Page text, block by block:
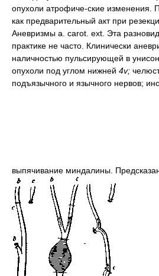
опухоли атрофиче-ские изменения.
как предварительный акт при
Аневризмы a. carot. ext. Эта
практике не часто. Клинически
наличностью пульсирующей в
опухоли под углом нижней 4v;
подъязычного и язычного нервов;
выпячивание миндалины.